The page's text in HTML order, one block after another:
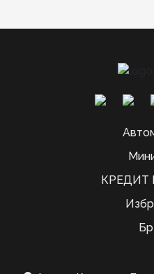
КРЕДИТ